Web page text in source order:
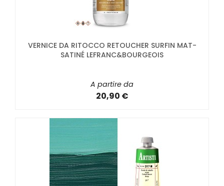
VERNICE DA RITOCCO RETOUCHER SURFIN MAT-
SATINÉ LEFRANC&BOURGEOIS
A partire da
20,90 €